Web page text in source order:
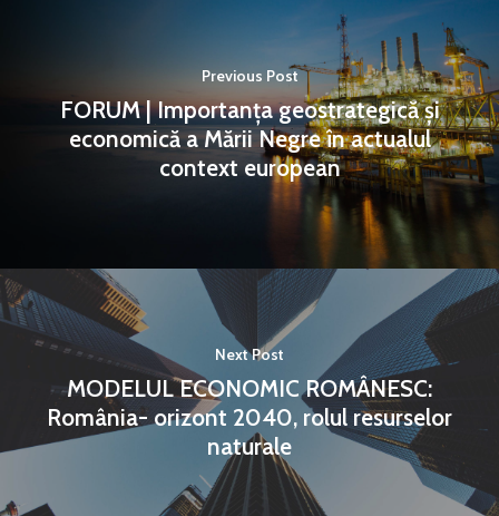
Previous Post
FORUM | Importanța geostrategică și
economică a Mării Negre în actualul
context european
Next Post
MODELUL ECONOMIC ROMÂNESC:
România- orizont 2040, rolul resurselor
naturale